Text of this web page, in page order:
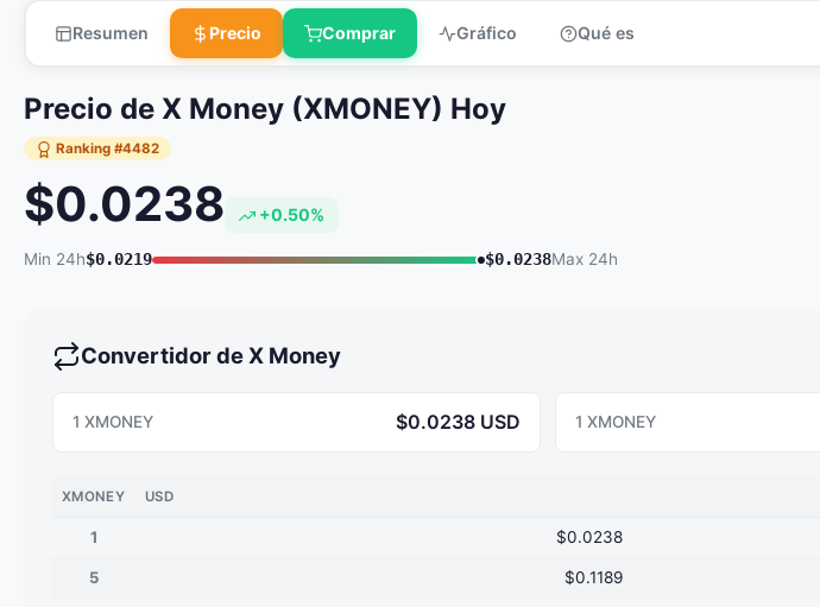
Resumen Precio Comprar Gráfico Qué es
Precio de X Money (XMONEY) Hoy
Ranking #4482
$0.0238 +0.50%
Min 24h$0.0219 $0.0238Max 24h
Convertidor de X Money
1 XMONEY $0.0238 USD 1 XMONEY
XMONEY USD
1 $0.0238
5 $0.1189